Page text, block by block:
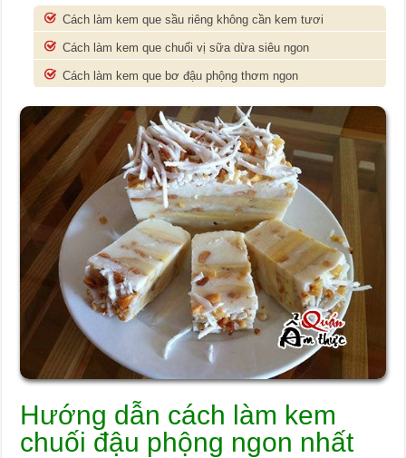
Cách làm kem que sầu riêng không cần kem tươi
Cách làm kem que chuối vị sữa dừa siêu ngon
Cách làm kem que bơ đậu phộng thơm ngon
Hướng dẫn cách làm kem
chuối đậu phộng ngon nhất